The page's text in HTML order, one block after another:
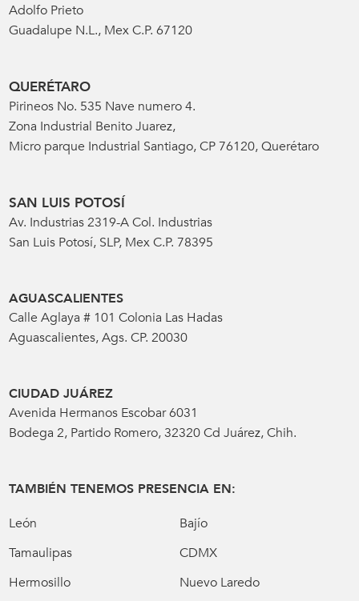
Adolfo Prieto
Guadalupe N.L., Mex C.P. 67120
QUERÉTARO
Pirineos No. 535 Nave numero 4.
Zona Industrial Benito Juarez,
Micro parque Industrial Santiago, CP 76120, Querétaro
SAN LUIS POTOSÍ
Av. Industrias 2319-A Col. Industrias
San Luis Potosí, SLP, Mex C.P. 78395
AGUASCALIENTES
Calle Aglaya # 101 Colonia Las Hadas
Aguascalientes, Ags. CP. 20030
CIUDAD JUÁREZ
Avenida Hermanos Escobar 6031
Bodega 2, Partido Romero, 32320 Cd Juárez, Chih.
TAMBIÉN TENEMOS PRESENCIA EN:
León
Bajío
Tamaulipas
CDMX
Hermosillo
Nuevo Laredo